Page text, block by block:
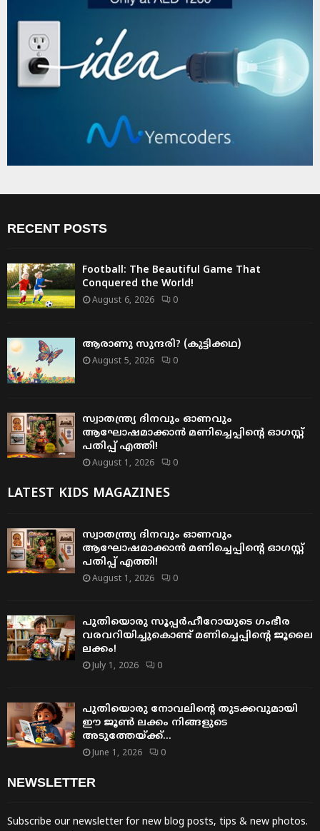
RECENT POSTS
Football: The Beautiful Game That
Conquered the World!
August 6, 2026 0
ആരാണു സുന്ദരി? (കുട്ടിക്കഥ)
August 5, 2026 0
സ്വാതന്ത്ര്യ ദിനവും ഓണവും
ആഘോഷമാക്കാൻ മണിച്ചെപ്പിന്റെ ഓഗസ്റ്റ്
പതിപ്പ് എത്തി!
August 1, 2026 0
LATEST KIDS MAGAZINES
സ്വാതന്ത്ര്യ ദിനവും ഓണവും
ആഘോഷമാക്കാൻ മണിച്ചെപ്പിന്റെ ഓഗസ്റ്റ്
പതിപ്പ് എത്തി!
August 1, 2026 0
പുതിയൊരു സൂപ്പർഹീറോയുടെ ഗംഭീര
വരവറിയിച്ചുകൊണ്ട് മണിച്ചെപ്പിന്റെ ജൂലൈ
ലക്കം!
July 1, 2026 0
പുതിയൊരു നോവലിന്റെ തുടക്കവുമായി
ഈ ജൂൺ ലക്കം നിങ്ങളുടെ
അടുത്തേയ്ക്ക്…
June 1, 2026 0
NEWSLETTER
Subscribe our newsletter for new blog posts, tips & new photos.